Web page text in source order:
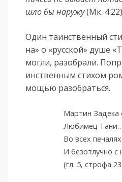
шло бы на­ру­жу(Мк.
Один та­инст­вен­ный
на» о «рус­ской» ду­ше
мог­ли, ра­зо­бра­ли.
инст­вен­ным сти­хом
мощью ра­зо­брать­ся.
Мартин Задека
Любимец
Во всех
И безотлучно с
(гл. 5, строфа